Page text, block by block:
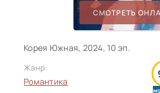
СМОТРЕТЬ
Корея Южная, 2024, 10 эп.
Жанр:
Романтика